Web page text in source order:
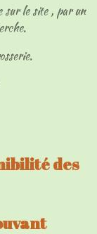
sur le site , par un
des